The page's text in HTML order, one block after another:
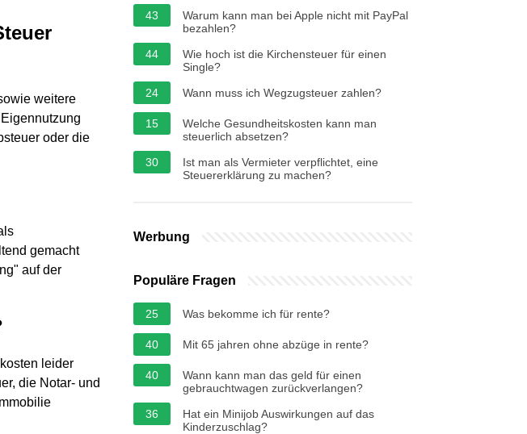
weitere
oder die
gemacht
auf der
leider
die Notar- und
43
Warum kann man bei Apple nicht mit PayPal
bezahlen?
44
Wie hoch ist die Kirchensteuer für einen
Single?
24
Wann muss ich Wegzugsteuer zahlen?
15
Welche Gesundheitskosten kann man
steuerlich absetzen?
30
Ist man als Vermieter verpflichtet, eine
Steuererklärung zu machen?
Werbung
Populäre Fragen
25 Was bekomme ich für rente?
40 Mit 65 jahren ohne abzüge in rente?
40
Wann kann man das geld für einen
gebrauchtwagen zurückverlangen?
36
Hat ein Minijob Auswirkungen auf das
Kinderzuschlag?